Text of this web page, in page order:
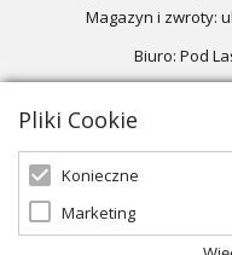
Magazyn i zwroty:
Biuro: Pod
Oferta skierowana dla
Pliki Cookie
Konieczne
Marketing
© 2026